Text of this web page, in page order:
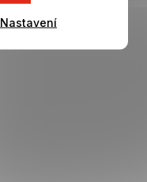
Nastavení